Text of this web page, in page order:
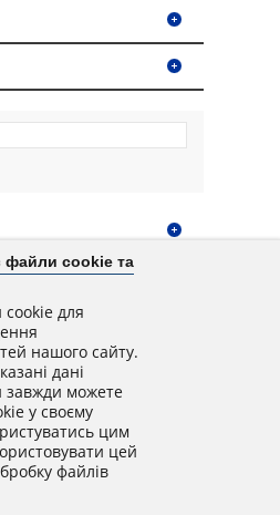
situp.com.ua, ©
2016-2026
файли cookie та
для
нашого сайту.
дані
завжди можете
у своєму
цим
цей
файлів